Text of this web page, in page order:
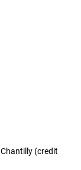
(credit